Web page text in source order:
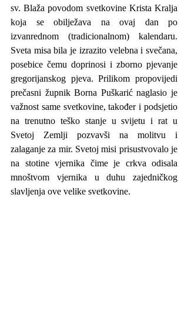
sv. Blaža povodom svetkovine Krista Kralja
koja se obilježava na ovaj dan po
izvanrednom (tradicionalnom) kalendaru.
Sveta misa bila je izrazito velebna i svečana,
posebice čemu doprinosi i zborno pjevanje
gregorijanskog pjeva. Prilikom propovijedi
prečasni župnik Borna Puškarić naglasio je
važnost same svetkovine, također i podsjetio
na trenutno teško stanje u svijetu i rat u
Svetoj Zemlji pozvavši na molitvu i
zalaganje za mir. Svetoj misi prisustvovalo je
na stotine vjernika čime je crkva odisala
mnoštvom vjernika u duhu zajedničkog
slavljenja ove velike svetkovine.